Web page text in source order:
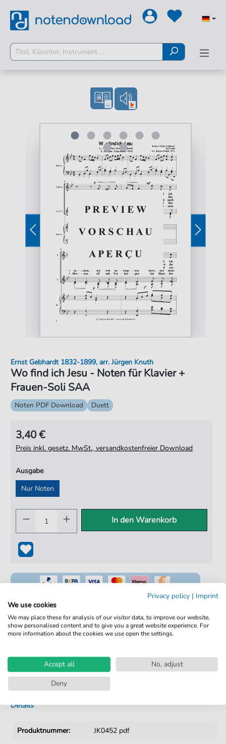
Wo find ich Jesu - Noten für Klavier +
Frauen-Soli SAA
Ernst Gebhardt 1832-1899, arr. Jürgen Knuth
Noten PDF Download Duett
3,40 €
Preis inkl. gesetz. MwSt., versandkostenfreier Download
Ausgabe
Nur Noten
In den Warenkorb
100% Legal & Lizenziert
Kein Abo. Fairer Einzelkauf.
Sofortiger Download nach Kauf
Details
Produktnummer:
JK0452 pdf
Privacy policy | Imprint
We use cookies
We may place these for analysis of our visitor data, to improve our website,
show personalised content and to give you a great website experience. For
more information about the cookies we use open the settings.
Accept all
No, adjust
Deny